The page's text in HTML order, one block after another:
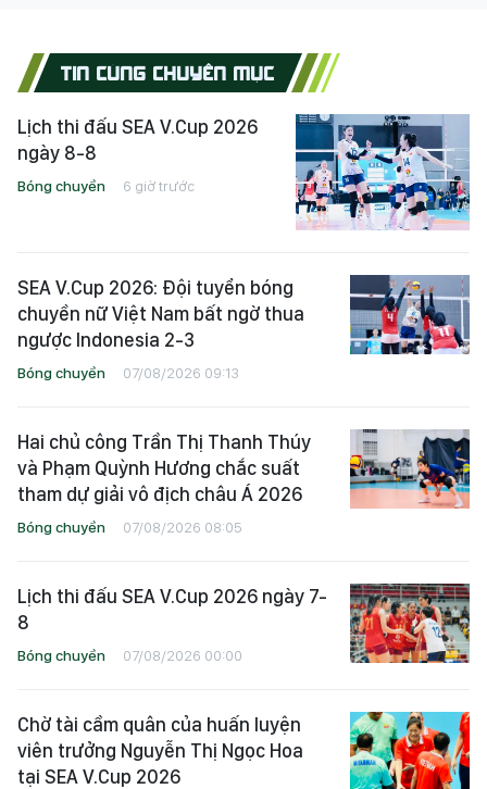
TIN CÙNG CHUYÊN MỤC
Lịch thi đấu SEA V.Cup 2026
ngày 8-8
Bóng chuyền 6 giờ trước
SEA V.Cup 2026: Đội tuyển bóng
chuyền nữ Việt Nam bất ngờ thua
ngược Indonesia 2-3
Bóng chuyền 07/08/2026 09:13
Hai chủ công Trần Thị Thanh Thúy
và Phạm Quỳnh Hương chắc suất
tham dự giải vô địch châu Á 2026
Bóng chuyền 07/08/2026 08:05
Lịch thi đấu SEA V.Cup 2026 ngày 7-
8
Bóng chuyền 07/08/2026 00:00
Chờ tài cầm quân của huấn luyện
viên trưởng Nguyễn Thị Ngọc Hoa
tại SEA V.Cup 2026